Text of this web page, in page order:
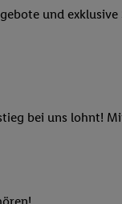
und
bei uns lohnt!
werden, die von
Durch einen Klick